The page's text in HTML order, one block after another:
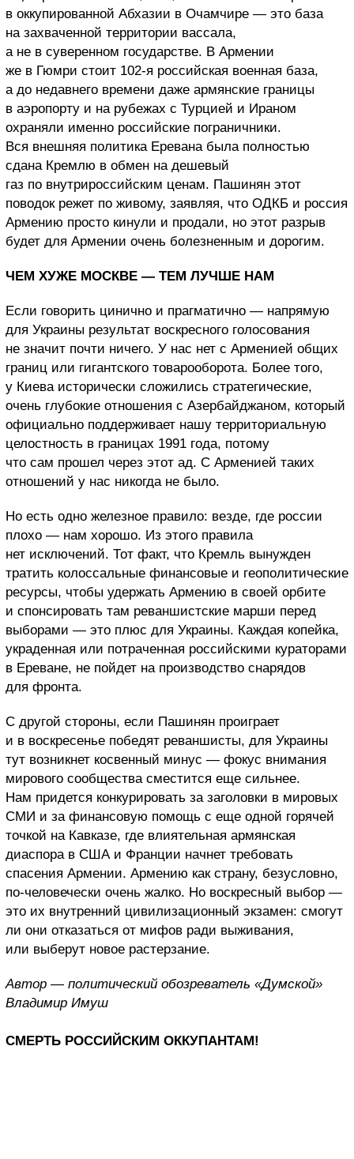
в оккупированной Абхазии в Очамчире — это база
на захваченной территории вассала,
а не в суверенном государстве. В Армении
же в Гюмри стоит 102-я российская военная база,
а до недавнего времени даже армянские границы
в аэропорту и на рубежах с Турцией и Ираном
охраняли именно российские пограничники.
Вся внешняя политика Еревана была полностью
сдана Кремлю в обмен на дешевый
газ по внутрироссийским ценам. Пашинян этот
поводок режет по живому, заявляя, что ОДКБ и россия
Армению просто кинули и продали, но этот разрыв
будет для Армении очень болезненным и дорогим.
ЧЕМ ХУЖЕ МОСКВЕ — ТЕМ ЛУЧШЕ НАМ
Если говорить цинично и прагматично — напрямую
для Украины результат воскресного голосования
не значит почти ничего. У нас нет с Арменией общих
границ или гигантского товарооборота. Более того,
у Киева исторически сложились стратегические,
очень глубокие отношения с Азербайджаном, который
официально поддерживает нашу территориальную
целостность в границах 1991 года, потому
что сам прошел через этот ад. С Арменией таких
отношений у нас никогда не было.
Но есть одно железное правило: везде, где россии
плохо — нам хорошо. Из этого правила
нет исключений. Тот факт, что Кремль вынужден
тратить колоссальные финансовые и геополитические
ресурсы, чтобы удержать Армению в своей орбите
и спонсировать там реваншистские марши перед
выборами — это плюс для Украины. Каждая копейка,
украденная или потраченная российскими кураторами
в Ереване, не пойдет на производство снарядов
для фронта.
С другой стороны, если Пашинян проиграет
и в воскресенье победят реваншисты, для Украины
тут возникнет косвенный минус — фокус внимания
мирового сообщества сместится еще сильнее.
Нам придется конкурировать за заголовки в мировых
СМИ и за финансовую помощь с еще одной горячей
точкой на Кавказе, где влиятельная армянская
диаспора в США и Франции начнет требовать
спасения Армении. Армению как страну, безусловно,
по-человечески очень жалко. Но воскресный выбор —
это их внутренний цивилизационный экзамен: смогут
ли они отказаться от мифов ради выживания,
или выберут новое растерзание.
Автор — политический обозреватель «Думской»
Владимир Имуш
СМЕРТЬ РОССИЙСКИМ ОККУПАНТАМ!